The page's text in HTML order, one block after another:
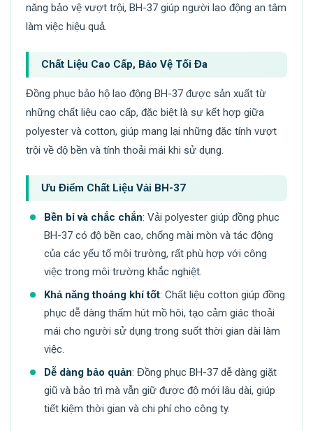
năng bảo vệ vượt trội, BH-37 giúp người lao động an tâm
làm việc hiệu quả.
Chất Liệu Cao Cấp, Bảo Vệ Tối Đa
Đồng phục bảo hộ lao động BH-37 được sản xuất từ
những chất liệu cao cấp, đặc biệt là sự kết hợp giữa
polyester và cotton, giúp mang lại những đặc tính vượt
trội về độ bền và tính thoải mái khi sử dụng.
Ưu Điểm Chất Liệu Vải BH-37
Bền bỉ và chắc chắn: Vải polyester giúp đồng phục
BH-37 có độ bền cao, chống mài mòn và tác động
của các yếu tố môi trường, rất phù hợp với công
việc trong môi trường khắc nghiệt.
Khả năng thoáng khí tốt: Chất liệu cotton giúp đồng
phục dễ dàng thấm hút mồ hôi, tạo cảm giác thoải
mái cho người sử dụng trong suốt thời gian dài làm
việc.
Dễ dàng bảo quản: Đồng phục BH-37 dễ dàng giặt
giũ và bảo trì mà vẫn giữ được độ mới lâu dài, giúp
tiết kiệm thời gian và chi phí cho công ty.